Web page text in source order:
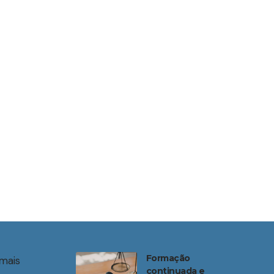
Formação
continuada e